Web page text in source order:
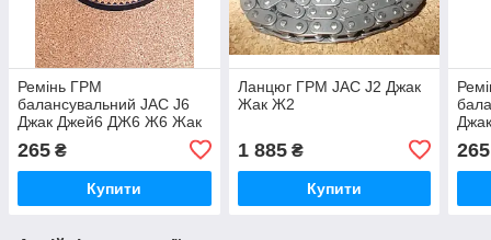
Ремінь ГРМ
балансувальний JAC J6
Джак Джей6 ДЖ6 Ж6 Жак
265 ₴
Купити
Ланцюг ГРМ JAC J2 Джак
Жак Ж2
1 885₴
Купити
265